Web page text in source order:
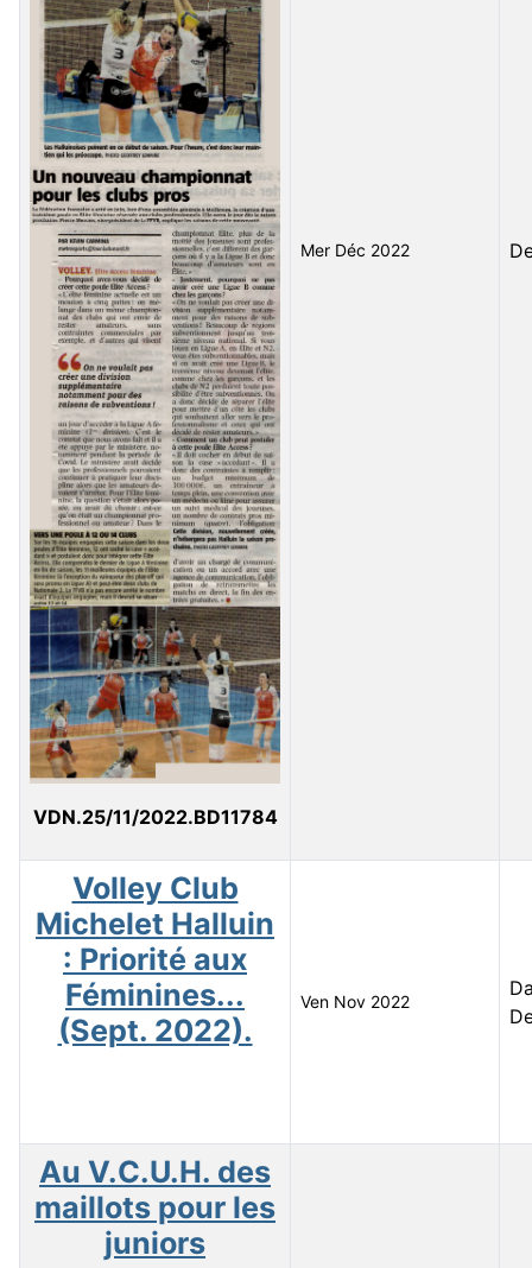
VDN.25/11/2022.BD11784
Mer Déc 2022
Volley Club
Michelet Halluin
: Priorité aux
Féminines...
(Sept. 2022).
Ven Nov 2022
Au V.C.U.H. des
maillots pour les
juniors